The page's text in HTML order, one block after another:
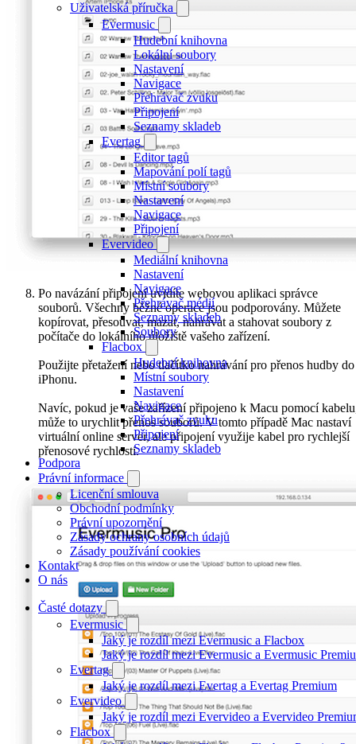
Uživatelská příručka
Evermusic
Hudební knihovna
Lokální soubory
Nastavení
Navigace
Přehrávač zvuku
Připojení
Seznamy skladeb
Evertag
Editor tagů
Mapování polí tagů
Místní soubory
Nastavení
Navigace
Připojení
Evervideo
Mediální knihovna
Nastavení
Navigace
Přehrávač médií
Seznamy skladeb
Soubory
Flacbox
Hudební knihovna
Místní soubory
Nastavení
Navigace
Přehrávač zvuku
Připojení
Seznamy skladeb
Podpora
Právní informace
Licenční smlouva
Obchodní podmínky
Právní upozornění
Zásady ochrany osobních údajů
Zásady používání cookies
Kontakt
O nás
Časté dotazy
Evermusic
Jaký je rozdíl mezi Evermusic a Flacbox
Jaký je rozdíl mezi Evermusic a Evermusic
Evertag
Jaký je rozdíl mezi Evertag a Evertag Premium
Evervideo
Jaký je rozdíl mezi Evervideo a Evervideo
Flacbox
Po navázání připojení uvidíte webovou aplikaci správce
souborů. Všechny běžné operace jsou podporovány. Můžete
kopírovat, přesouvat, mazat, nahrávat a stahovat soubory z
počítače do lokálního úložiště vašeho zařízení.
Použijte přetažení nebo tlačítko nahrávání pro přenos hudby do
iPhonu.
Navíc, pokud je vaše zařízení připojeno k Macu pomocí
může to urychlit přenos souborů. V tomto případě Mac nastaví
virtuální online server, ale připojení využije kabel pro rychlejší
přenosové rychlosti.